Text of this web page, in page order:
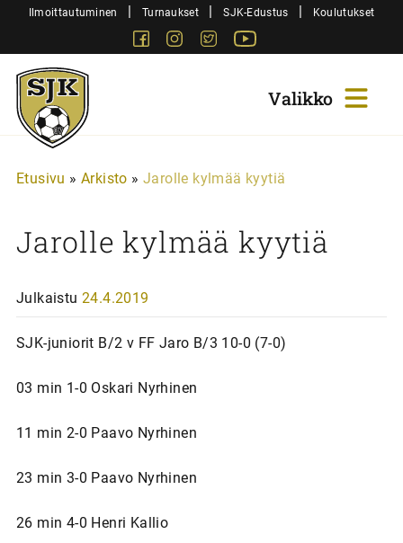
SiirryIlmoittautuminen | Turnaukset | SJK-Edustus | Koulutukset
FacebookInstagram
Twitter
Sjk-
Juniorit
Etusivu » Arkisto » Jarolle kylmää kyytiä
Jarolle kylmää kyytiä
Julkaistu 24.4.2019
SJK-juniorit B/2 v FF Jaro B/3 10-0 (7-0)
03 min 1-0 Oskari Nyrhinen
11 min 2-0 Paavo Nyrhinen
23 min 3-0 Paavo Nyrhinen
26 min 4-0 Henri Kallio